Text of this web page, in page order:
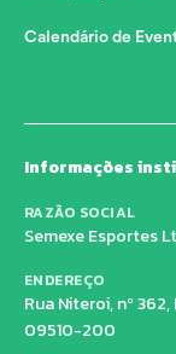
Calendário de
Informações
RAZÃO SOCIAL
Semexe Esportes
ENDEREÇO
Rua Niteroi, nº
09510-200